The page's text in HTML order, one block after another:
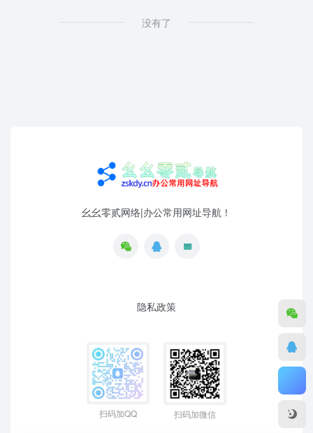
没有了
幺幺零贰网络|办公常用网址导航！
隐私政策
扫码加QQ 扫码加微信